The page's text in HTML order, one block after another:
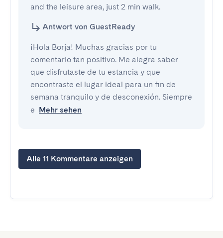
and the leisure area, just 2 min walk.
Antwort von GuestReady
¡Hola Borja! Muchas gracias por tu
comentario tan positivo. Me alegra saber
que disfrutaste de tu estancia y que
encontraste el lugar ideal para un fin de
semana tranquilo y de desconexión. Siempre
e Mehr sehen
Alle 11 Kommentare anzeigen